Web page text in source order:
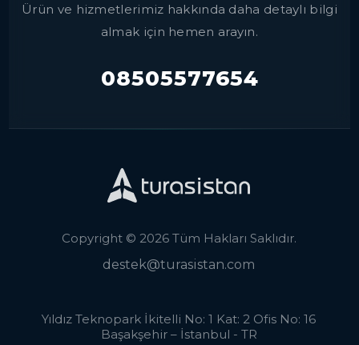
Ürün ve hizmetlerimiz hakkında daha detaylı bilgi
almak için hemen arayın.
08505577654
Copyright © 2026 Tüm Hakları Saklıdır.
destek@turasistan.com
Yıldız Teknopark İkitelli No: 1 Kat: 2 Ofis No: 16
Başakşehir – İstanbul - TR